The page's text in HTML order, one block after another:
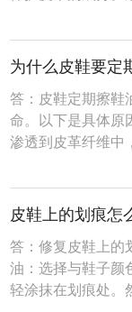
保持皮革的柔软
配：市场上销售的
配。使用与鞋子颜
亮，修复刮痕或磨
为什么皮鞋要定
答：皮鞋定期擦鞋
命。以下是具体原
渗透到皮革纤维中
裂。2. 增加光泽
有光泽，提高外观
水剂成分，可以在
水性能，同时减少
皮鞋上的划痕怎
答：修复皮鞋上的
油：选择与鞋子颜
轻涂抹在划痕处。